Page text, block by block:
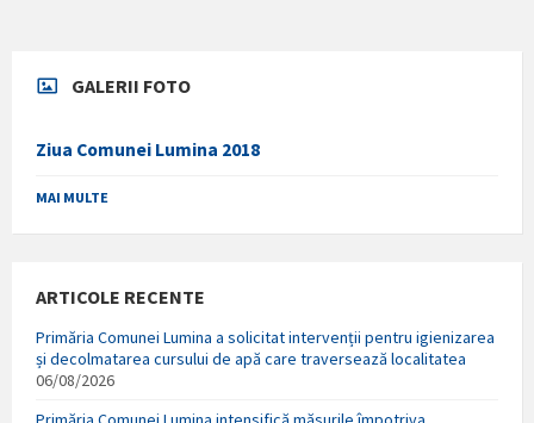
GALERII FOTO
Ziua Comunei Lumina 2018
MAI MULTE
ARTICOLE RECENTE
Primăria Comunei Lumina a solicitat intervenții pentru igienizarea
și decolmatarea cursului de apă care traversează localitatea
06/08/2026